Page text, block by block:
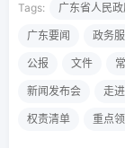
Tags: 广东省人民
广东要闻 政务
公报 文件
新闻发布会 走
权责清单 重点